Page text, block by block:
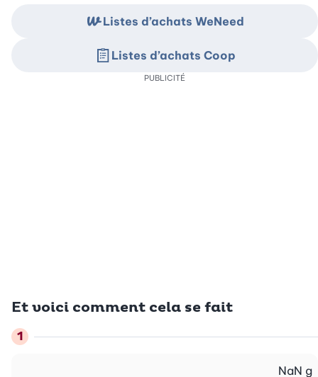
Et voici comment cela se fait
NaN g
Listes d’achats WeNeed
Listes d’achats Coop
PUBLICITÉ